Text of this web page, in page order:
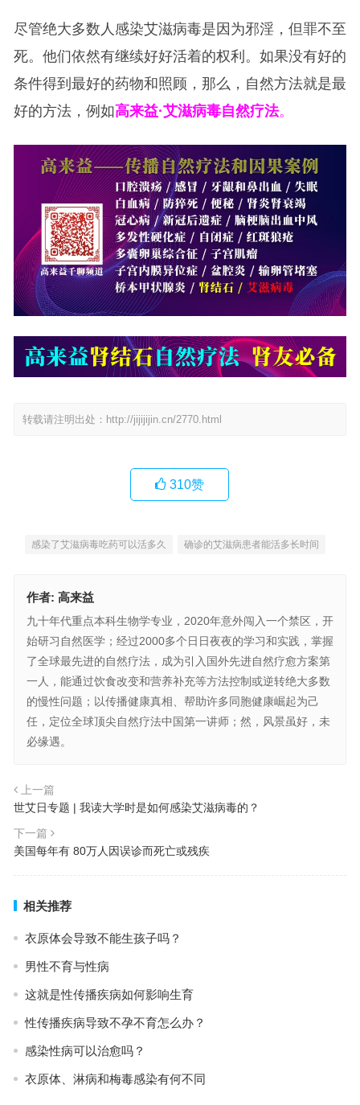
尽管绝大多数人感染艾滋病毒是因为邪淫，但罪不至
死。他们依然有继续好好活着的权利。如果没有好的
条件得到最好的药物和照顾，那么，自然方法就是最
好的方法，例如高来益·艾滋病毒自然疗法。
转载请注明出处： http://jijijijin.cn/2770.html
310赞
感染了艾滋病毒吃药可以活多久 确诊的艾滋病患者能活多长时间
作者: 高来益
九十年代重点本科生物学专业，2020年意外闯入一个禁区，开
始研习自然医学；经过2000多个日日夜夜的学习和实践，掌握
了全球最先进的自然疗法，成为引入国外先进自然疗愈方案第
一人，能通过饮食改变和营养补充等方法控制或逆转绝大多数
的慢性问题；以传播健康真相、帮助许多同胞健康崛起为己
任，定位全球顶尖自然疗法中国第一讲师；然，风景虽好，未
必缘遇。
上一篇
世艾日专题 | 我读大学时是如何感染艾滋病毒的？
下一篇
美国每年有 80万人因误诊而死亡或残疾
相关推荐
衣原体会导致不能生孩子吗？
男性不育与性病
这就是性传播疾病如何影响生育
性传播疾病导致不孕不育怎么办？
感染性病可以治愈吗？
衣原体、淋病和梅毒感染有何不同